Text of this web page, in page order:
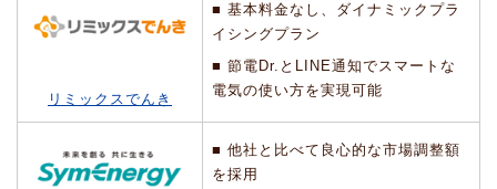
リミックスでんき
■ 基本料金なし、ダイナミックプラ
イシングプラン
■ 節電Dr.とLINE通知でスマートな
電気の使い方を実現可能
■ 他社と比べて良心的な市場調整額
を採用